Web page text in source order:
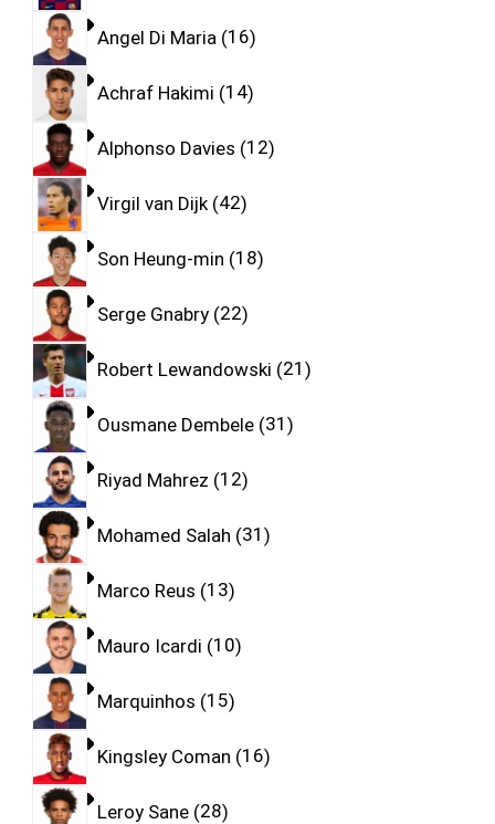
Angel Di Maria 16
Achraf Hakimi 14
Alphonso Davies 12
Virgil van Dijk 42
Son Heung-min 18
Serge Gnabry 22
Robert Lewandowski 21
Ousmane Dembele 31
Riyad Mahrez 12
Mohamed Salah 31
Marco Reus 13
Mauro Icardi 10
Marquinhos 15
Kingsley Coman 16
Leroy Sane 28